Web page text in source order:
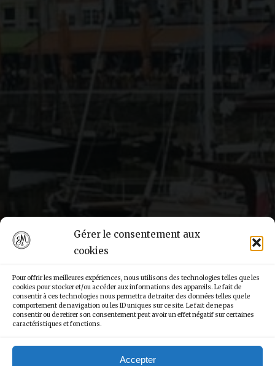
Gérer le consentement aux
cookies
Pour offrir les meilleures expériences, nous utilisons des technologies telles que les
cookies pour stocker et/ou accéder aux informations des appareils. Le fait de
consentir à ces technologies nous permettra de traiter des données telles que le
comportement de navigation ou les ID uniques sur ce site. Le fait de ne pas
consentir ou de retirer son consentement peut avoir un effet négatif sur certaines
caractéristiques et fonctions.
Accepter